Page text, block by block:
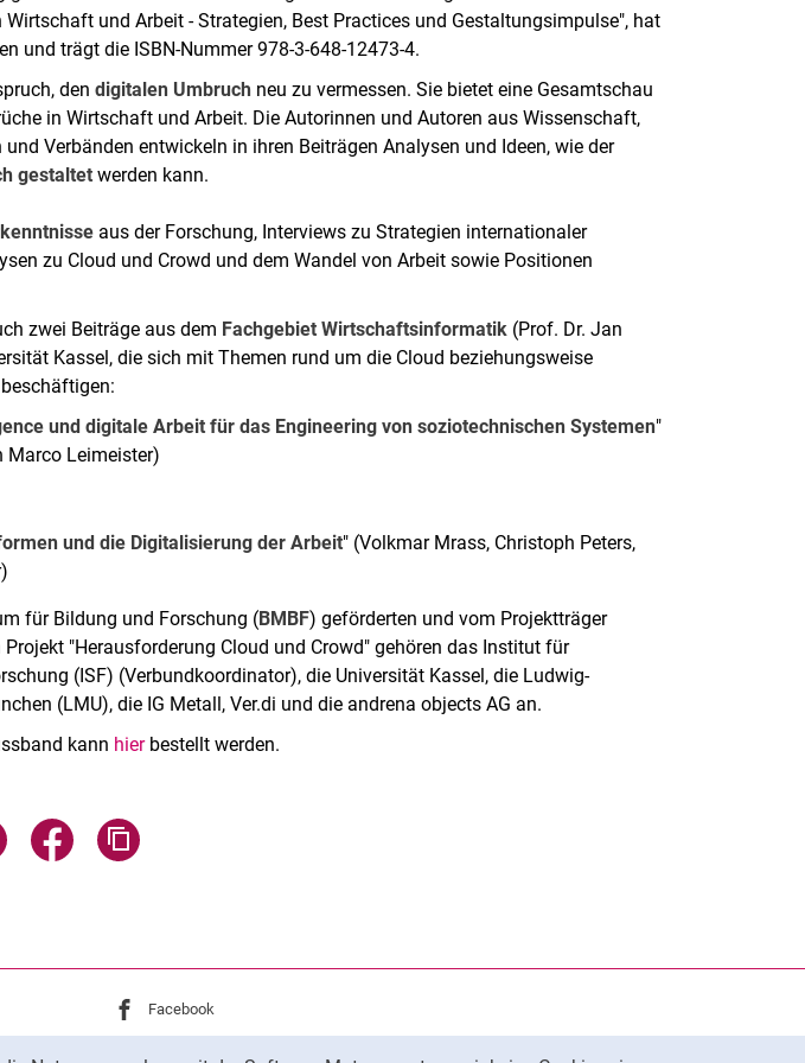
und Arbeit - Strategien, Best Practices und Gestaltungsimpulse", hat
und trägt die ISBN-Nummer 978-3-648-12473-4.
dendigitalen Umbruch neu zu vermessen. Sie bietet eine Gesamtschau
in Wirtschaft und Arbeit. Die Autorinnen und Autoren aus Wissenschaft,
Verbänden entwickeln in ihren Beiträgen Analysen und Ideen, wie der
gestaltet werden kann.
aus der Forschung, Interviews zu Strategien internationaler
zu Cloud und Crowd und dem Wandel von Arbeit sowie Positionen
zwei Beiträge aus dem Fachgebiet Wirtschaftsinformatik (Prof. Dr. Jan
Kassel, die sich mit Themen rund um die Cloud beziehungsweise
und digitale Arbeit für das Engineering von soziotechnischen Systemen"
Marco Leimeister)
und die Digitalisierung der Arbeit" (Volkmar Mrass, Christoph Peters,
für Bildung und Forschung (BMBF) geförderten und vom Projektträger
Projekt "Herausforderung Cloud und Crowd" gehören das Institut für
(ISF) (Verbundkoordinator), die Universität Kassel, die Ludwig-
(LMU), die IG Metall, Ver.di und die andrena objects AG an.
kann hierbestellt werden.
E-Mail teilen
Seite über WhatsApp teilen (externer Link, öffnet neues Fenster)
Seite über Facebook teilen (externer Link, öffnet neues Fenster)
Externer Link: Universität Kassel auf
Facebook
Externer Link: Universität Kassel auf
Instagram(öffnet neues Fenster)